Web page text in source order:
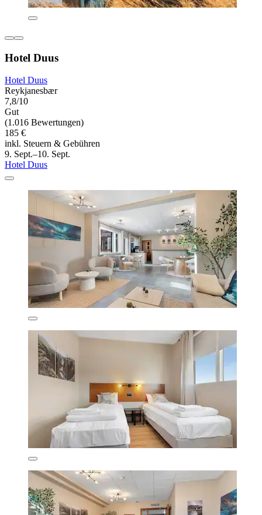
Hotel Duus
Hotel Duus
Reykjanesbær
7,8/10
Gut
(1.016 Bewertungen)
185 €
inkl. Steuern & Gebühren
9. Sept.–10. Sept.
Hotel Duus